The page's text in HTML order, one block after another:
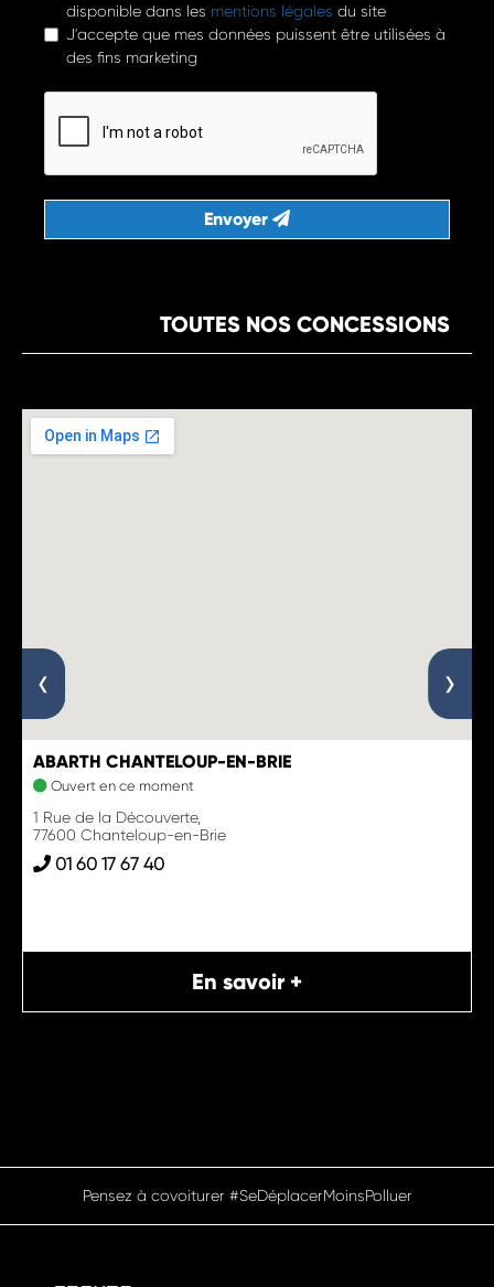
disponible dans les mentions légales du site
J'accepte que mes données puissent être utilisées à
des fins marketing
Envoyer
TOUTES NOS CONCESSIONS
ABARTH CHANTELOUP-EN-BRIE
Ouvert en ce moment
1 Rue de la Découverte,
77600 Chanteloup-en-Brie
01 60 17 67 40
En savoir +
‹ ›
Pensez à covoiturer #SeDéplacerMoinsPolluer